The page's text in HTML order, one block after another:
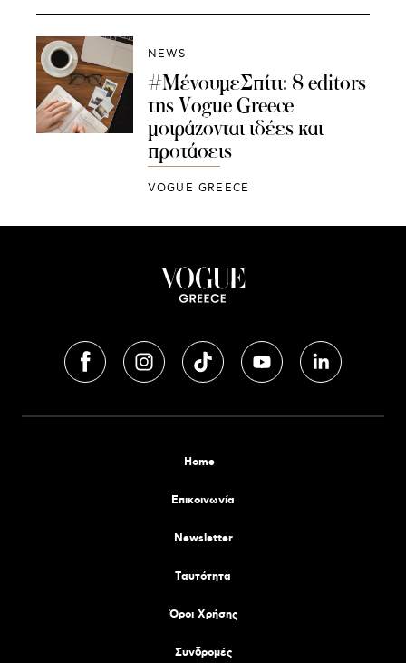
NEWS
#ΜένουμεΣπίτι: 8 editors
της Vogue Greece
μοιράζονται ιδέες και
προτάσεις
VOGUE GREECE
Home
Επικοινωνία
Newsletter
Tαυτότητα
Όροι Χρήσης
Συνδρομές